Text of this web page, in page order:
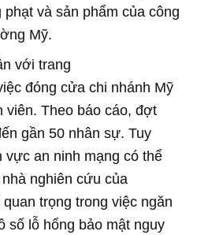
và sản phẩm của công
Mỹ.
với trang
đóng cửa chi nhánh Mỹ
viên. Theo báo cáo, đợt
gần 50 nhân sự. Tuy
vực an ninh mạng có thể
nghiên cứu của
trọng trong việc ngăn
số lỗ hổng bảo mật nguy